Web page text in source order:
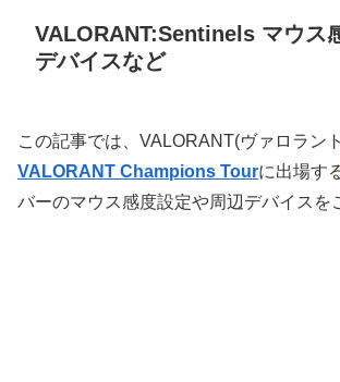
VALORANT:Sentinels マウス
デバイスなど
この記事では、VALORANT(ヴァロラン
VALORANT Champions Tourに出場す
バーのマウス感度設定や周辺デバイスを